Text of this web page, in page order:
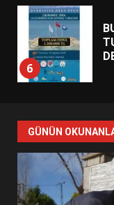
6
7
GÜNÜN